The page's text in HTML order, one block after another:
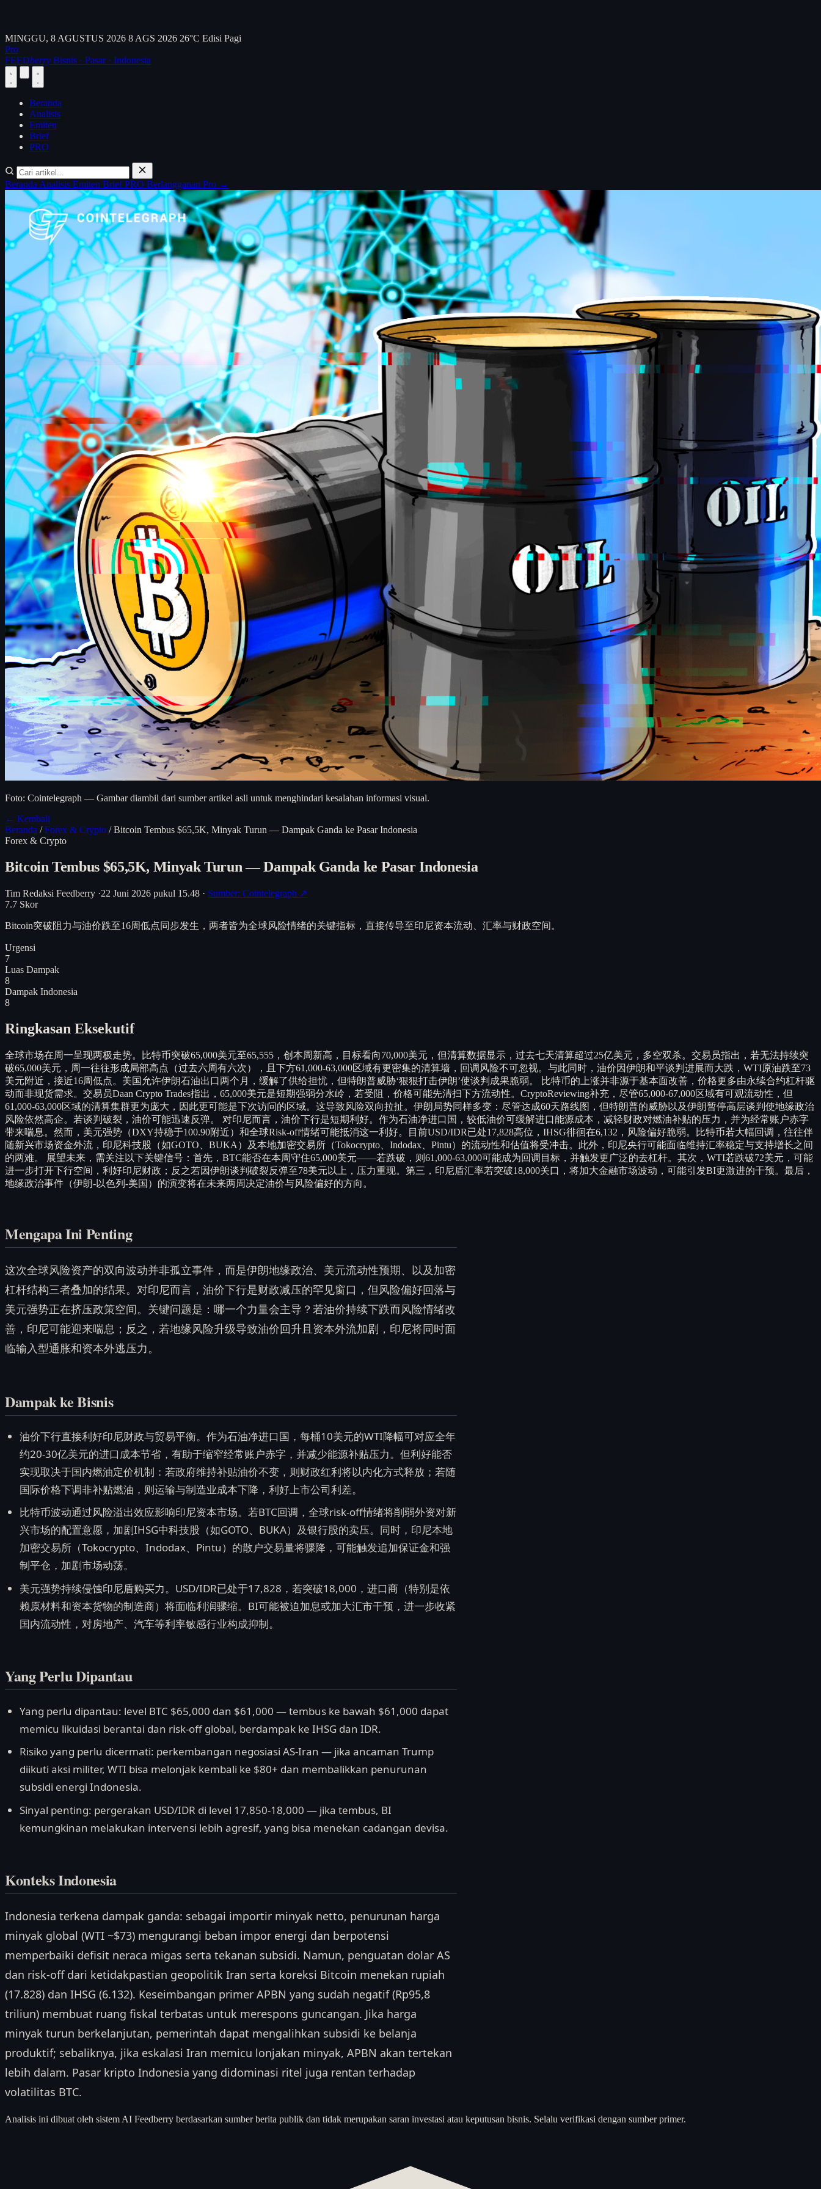
MINGGU, 8 AGUSTUS 2026 8 AGS 2026 26°C Edisi Pagi
Pro
FEEDberry Bisnis · Pasar · Indonesia
Beranda
Analisis
Emiten
Brief
PRO
Beranda Analisis Emiten BriefPRO Berlangganan Pro →
Foto: Cointelegraph — Gambar diambil dari sumber artikel asli untuk menghindari kesalahan informasi visual.
← Kembali
Beranda / Forex & Crypto / Bitcoin Tembus $65,5K, Minyak Turun — Dampak Ganda ke Pasar Indonesia
Forex & Crypto
Bitcoin Tembus $65,5K, Minyak Turun — Dampak Ganda ke Pasar Indonesia
Tim Redaksi Feedberry ·22 Juni 2026 pukul 15.48 · Sumber: Cointelegraph ↗
7.7 Skor
Bitcoin突破阻力与油价跌至16周低点同步发生，两者皆为全球风险情绪的关键指标，直接传导至印尼资本流动、汇率与财政空间。
Urgensi
7
Luas Dampak
8
Dampak Indonesia
8
Ringkasan Eksekutif
全球市场在周一呈现两极走势。比特币突破65,000美元至65,555，创本周新高，目标看向70,000美元，但清算数据显示，过去七天清算超过25亿美元，多空双杀。交易员指出，若无法持续突
破65,000美元，周一往往形成局部高点（过去六周有六次），且下方61,000-63,000区域有更密集的清算墙，回调风险不可忽视。与此同时，油价因伊朗和平谈判进展而大跌，WTI原油跌至73
美元附近，接近16周低点。美国允许伊朗石油出口两个月，缓解了供给担忧，但特朗普威胁‘狠狠打击伊朗’使谈判成果脆弱。 比特币的上涨并非源于基本面改善，价格更多由永续合约杠杆驱
动而非现货需求。交易员Daan Crypto Trades指出，65,000美元是短期强弱分水岭，若受阻，价格可能先清扫下方流动性。CryptoReviewing补充，尽管65,000-67,000区域有可观流动性，但
61,000-63,000区域的清算集群更为庞大，因此更可能是下次访问的区域。这导致风险双向拉扯。伊朗局势同样多变：尽管达成60天路线图，但特朗普的威胁以及伊朗暂停高层谈判使地缘政治
风险依然高企。若谈判破裂，油价可能迅速反弹。 对印尼而言，油价下行是短期利好。作为石油净进口国，较低油价可缓解进口能源成本，减轻财政对燃油补贴的压力，并为经常账户赤字
带来喘息。然而，美元强势（DXY持稳于100.90附近）和全球Risk-off情绪可能抵消这一利好。目前USD/IDR已处17,828高位，IHSG徘徊在6,132，风险偏好脆弱。比特币若大幅回调，往往伴
随新兴市场资金外流，印尼科技股（如GOTO、BUKA）及本地加密交易所（Tokocrypto、Indodax、Pintu）的流动性和估值将受冲击。此外，印尼央行可能面临维持汇率稳定与支持增长之间
的两难。 展望未来，需关注以下关键信号：首先，BTC能否在本周守住65,000美元——若跌破，则61,000-63,000可能成为回调目标，并触发更广泛的去杠杆。其次，WTI若跌破72美元，可能
进一步打开下行空间，利好印尼财政；反之若因伊朗谈判破裂反弹至78美元以上，压力重现。第三，印尼盾汇率若突破18,000关口，将加大金融市场波动，可能引发BI更激进的干预。最后，
地缘政治事件（伊朗-以色列-美国）的演变将在未来两周决定油价与风险偏好的方向。
Mengapa Ini Penting
这次全球风险资产的双向波动并非孤立事件，而是伊朗地缘政治、美元流动性预期、以及加密
杠杆结构三者叠加的结果。对印尼而言，油价下行是财政减压的罕见窗口，但风险偏好回落与
美元强势正在挤压政策空间。关键问题是：哪一个力量会主导？若油价持续下跌而风险情绪改
善，印尼可能迎来喘息；反之，若地缘风险升级导致油价回升且资本外流加剧，印尼将同时面
临输入型通胀和资本外逃压力。
Dampak ke Bisnis
油价下行直接利好印尼财政与贸易平衡。作为石油净进口国，每桶10美元的WTI降幅可对应全年
约20-30亿美元的进口成本节省，有助于缩窄经常账户赤字，并减少能源补贴压力。但利好能否
实现取决于国内燃油定价机制：若政府维持补贴油价不变，则财政红利将以内化方式释放；若随
国际价格下调非补贴燃油，则运输与制造业成本下降，利好上市公司利差。
比特币波动通过风险溢出效应影响印尼资本市场。若BTC回调，全球risk-off情绪将削弱外资对新
兴市场的配置意愿，加剧IHSG中科技股（如GOTO、BUKA）及银行股的卖压。同时，印尼本地
加密交易所（Tokocrypto、Indodax、Pintu）的散户交易量将骤降，可能触发追加保证金和强
制平仓，加剧市场动荡。
美元强势持续侵蚀印尼盾购买力。USD/IDR已处于17,828，若突破18,000，进口商（特别是依
赖原材料和资本货物的制造商）将面临利润骤缩。BI可能被迫加息或加大汇市干预，进一步收紧
国内流动性，对房地产、汽车等利率敏感行业构成抑制。
Yang Perlu Dipantau
Yang perlu dipantau: level BTC $65,000 dan $61,000 — tembus ke bawah $61,000 dapat
memicu likuidasi berantai dan risk-off global, berdampak ke IHSG dan IDR.
Risiko yang perlu dicermati: perkembangan negosiasi AS-Iran — jika ancaman Trump
diikuti aksi militer, WTI bisa melonjak kembali ke $80+ dan membalikkan penurunan
subsidi energi Indonesia.
Sinyal penting: pergerakan USD/IDR di level 17,850-18,000 — jika tembus, BI
kemungkinan melakukan intervensi lebih agresif, yang bisa menekan cadangan devisa.
Konteks Indonesia
Indonesia terkena dampak ganda: sebagai importir minyak netto, penurunan harga
minyak global (WTI ~$73) mengurangi beban impor energi dan berpotensi
memperbaiki defisit neraca migas serta tekanan subsidi. Namun, penguatan dolar AS
dan risk-off dari ketidakpastian geopolitik Iran serta koreksi Bitcoin menekan rupiah
(17.828) dan IHSG (6.132). Keseimbangan primer APBN yang sudah negatif (Rp95,8
triliun) membuat ruang fiskal terbatas untuk merespons guncangan. Jika harga
minyak turun berkelanjutan, pemerintah dapat mengalihkan subsidi ke belanja
produktif; sebaliknya, jika eskalasi Iran memicu lonjakan minyak, APBN akan tertekan
lebih dalam. Pasar kripto Indonesia yang didominasi ritel juga rentan terhadap
volatilitas BTC.
Analisis ini dibuat oleh sistem AI Feedberry berdasarkan sumber berita publik dan tidak merupakan saran investasi atau keputusan bisnis. Selalu verifikasi dengan sumber primer.